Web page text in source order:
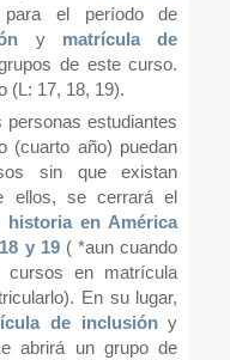
el período de
y matrícula de
de este curso.
(L: 17, 18, 19).
estudiantes
(cuarto año) puedan
sin que existan
ellos, se cerrará el
historia en América
y 19 ( *aun cuando
en matrícula
). En su lugar,
de inclusióny
abrirá un grupo de